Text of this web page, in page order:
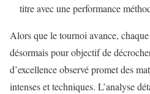
titre avec une performance
Alors que le tournoi avance,
désormais pour objectif de
d’excellence observé promet des
intenses et techniques. L’analyse